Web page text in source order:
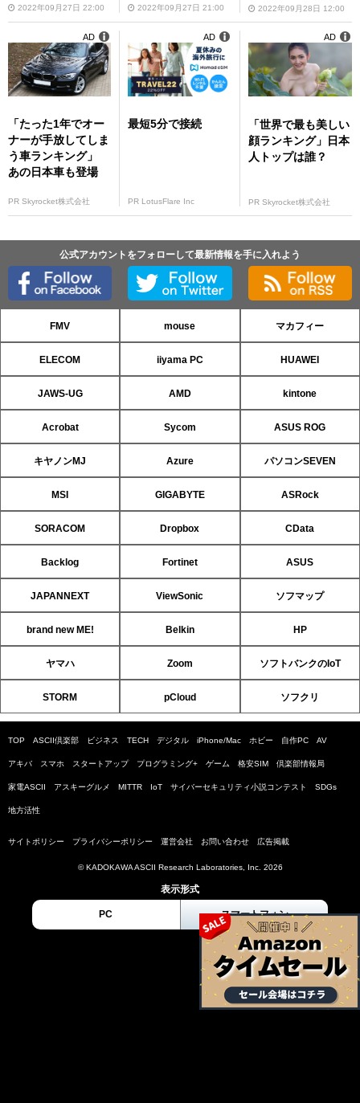
ポンプ搭載インソー
ル」
2022年09月27日 22:00
載スマホ防水ケー
ス」
2022年09月27日 21:00
な充電スタンド
2022年09月28日 12:00
「たった1年でオー
ナーが手放してしま
う車ランキング」
あの日本車も登場
PR Skyrocket株式会社
AD
最短5分で接続
PR LotusFlare Inc
AD
「世界で最も美しい
顔ランキング」日本
人トップは誰？
PR Skyrocket株式会社
AD
公式アカウントをフォローして最新情報を手に入れよう
FMV mouse マカフィー
ELECOM iiyama PC HUAWEI
JAWS-UG AMD kintone
Acrobat Sycom ASUS ROG
キヤノンMJ Azure パソコンSEVEN
MSI GIGABYTE ASRock
SORACOM Dropbox CData
Backlog Fortinet ASUS
JAPANNEXT ViewSonic ソフマップ
brand new ME! Belkin HP
ヤマハ Zoom ソフトバンクのIoT
STORM pCloud ソフクリ
TOP ASCII倶楽部 ビジネス TECH デジタル iPhone/Mac ホビー 自作PC AV
アキバ スマホ スタートアップ プログラミング+ ゲーム 格安SIM 倶楽部情報局
家電ASCII アスキーグルメ MITTR IoT サイバーセキュリティ小説コンテスト SDGs
地方活性
サイトポリシー プライバシーポリシー 運営会社 お問い合わせ 広告掲載
© KADOKAWA ASCII Research Laboratories, Inc. 2026
表示形式
PC スマートフォン